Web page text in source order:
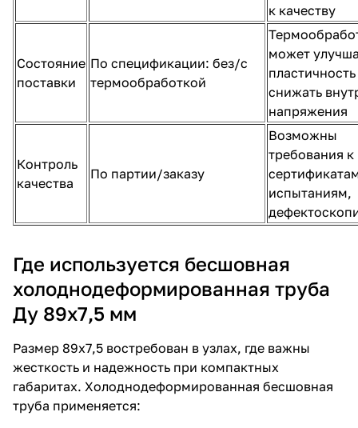
к качеству
Состояние
поставки
По спецификации: без/с
термообработкой
может
снижать
напряжения
Контроль
качества
По партии/заказу
Возможны
требования к
испытаниям,
Где используется бесшовная
холоднодеформированная труба
Ду 89х7,5 мм
Размер 89х7,5 востребован в узлах, где важны
жесткость и надежность при компактных
габаритах. Холоднодеформированная бесшовная
труба применяется: